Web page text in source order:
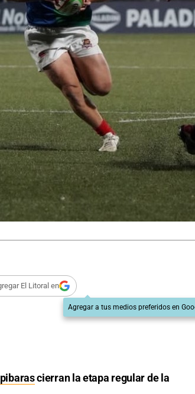
El Litoral en
Agregar a tus medios preferidos en
cierran la etapa regular de la